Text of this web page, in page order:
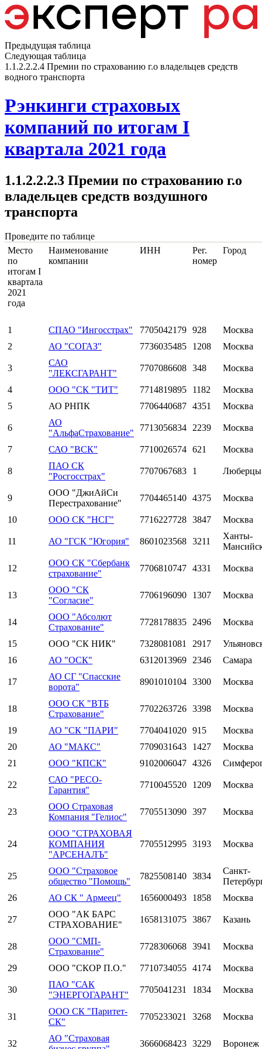
Предыдущая таблица
Следующая таблица
1.1.2.2.2.4 Премии по страхованию г.о владельцев средств
водного транспорта
Рэнкинги страховых
компаний по итогам I
квартала 2021 года
1.1.2.2.2.3 Премии по страхованию г.о
владельцев средств воздушного
транспорта
Проведите по таблице
Место
по
итогам I
квартала
2021
года
Наименование
компании
ИНН
Рег.
номер
Город
1 СПАО "Ингосстрах" 7705042179 928
Москва
2
АО "СОГАЗ" 7736035485 1208 Москва
3
САО
"ЛЕКСГАРАНТ"
7707086608 348 Москва
4 ООО "СК "ТИТ" 7714819895 1182
Москва
5
АО РНПК 7706440687 4351 Москва
6
АО
"АльфаСтрахование"
7713056834 2239 Москва
7 САО "ВСК" 7710026574 621 Москва
8
ПАО СК
"Росгосстрах"
7707067683 1 Люберцы
9
ООО "ДжиАйСи
Перестрахование"
7704465140 4375 Москва
10 ООО СК "НСГ" 7716227728 3847 Москва
11 АО "ГСК "Югория" 8601023568 3211
Ханты-
12
ООО СК "Сбербанк
страхование"
7706810747 4331 Москва
13
ООО "СК
"Согласие"
7706196090 1307 Москва
14
ООО "Абсолют
Страхование"
7728178835 2496 Москва
15 ООО "СК НИК" 7328081081 2917
16
АО "ОСК" 6312013969 2346 Самара
17
АО СГ "Спасские
ворота"
8901010104 3300 Москва
18
ООО СК "ВТБ
Страхование"
7702263726 3398 Москва
19 АО "СК "ПАРИ" 7704041020 915
Москва
20
АО "МАКС" 7709031643 1427
Москва
21
ООО "КПСК" 9102006047 4326
22
САО "РЕСО-
Гарантия"
7710045520 1209 Москва
23
ООО Страховая
Компания "Гелиос"
7705513090 397 Москва
24
ООО "СТРАХОВАЯ
КОМПАНИЯ
"АРСЕНАЛЪ"
7705512995 3193 Москва
25
ООО "Страховое
общество "Помощь"
7825508140 3834
Санкт-
26
АО СК " Армеец" 1656000493 1858 Москва
27
ООО "АК БАРС
СТРАХОВАНИЕ"
1658131075 3867 Казань
28
ООО "СМП-
Страхование"
7728306068 3941 Москва
29 ООО "СКОР П.О." 7710734055 4174 Москва
30
ПАО "САК
"ЭНЕРГОГАРАНТ"
7705041231 1834 Москва
31
ООО СК "Паритет-
СК"
7705233021 3268 Москва
32
АО "Страховая
3666068423 3229 Воронеж